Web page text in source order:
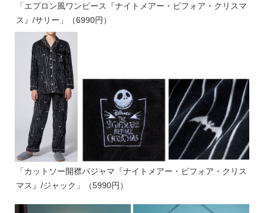
「エプロン風ワンピース『ナイトメアー・ビフォア・クリスマ
ス』/サリー」（6990円）
「カットソー開襟パジャマ『ナイトメアー・ビフォア・クリス
マス』/ジャック」（5990円）